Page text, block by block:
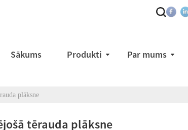
Sākums Produkti Par mums
plāksne
tērauda plāksne